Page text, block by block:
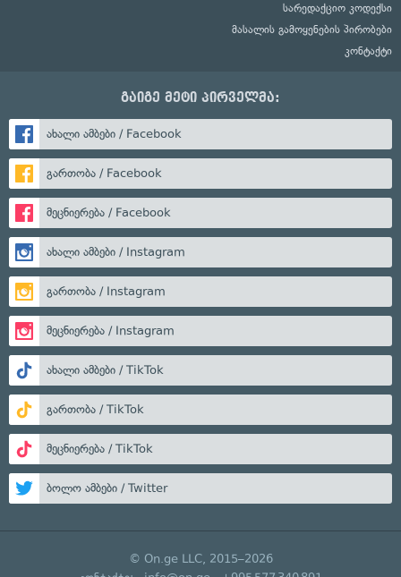
სარედაქციო კოდექსი
მასალის გამოყენების პირობები
კონტაქტი
გაიგე მეტი პირველმა:
ახალი ამბები / Facebook
გართობა / Facebook
მეცნიერება / Facebook
ახალი ამბები / Instagram
გართობა / Instagram
მეცნიერება / Instagram
ახალი ამბები / TikTok
გართობა / TikTok
მეცნიერება / TikTok
ბოლო ამბები / Twitter
© On.ge LLC, 2015–2026